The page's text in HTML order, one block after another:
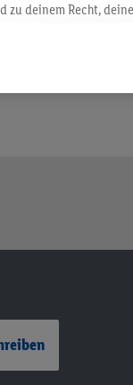
zu deinem Recht,